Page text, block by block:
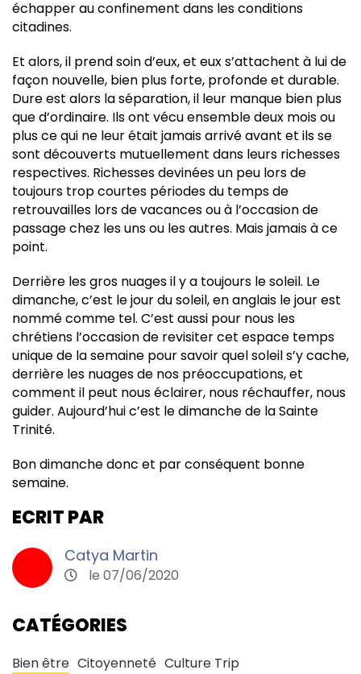
échapper au confinement dans les conditions
citadines.
Et alors, il prend soin d’eux, et eux s’attachent à lui de
façon nouvelle, bien plus forte, profonde et durable.
Dure est alors la séparation, il leur manque bien plus
que d’ordinaire. Ils ont vécu ensemble deux mois ou
plus ce qui ne leur était jamais arrivé avant et ils se
sont découverts mutuellement dans leurs richesses
respectives. Richesses devinées un peu lors de
toujours trop courtes périodes du temps de
retrouvailles lors de vacances ou à l’occasion de
passage chez les uns ou les autres. Mais jamais à ce
point.
Derrière les gros nuages il y a toujours le soleil. Le
dimanche, c’est le jour du soleil, en anglais le jour est
nommé comme tel. C’est aussi pour nous les
chrétiens l’occasion de revisiter cet espace temps
unique de la semaine pour savoir quel soleil s’y cache,
derrière les nuages de nos préoccupations, et
comment il peut nous éclairer, nous réchauffer, nous
guider. Aujourd’hui c’est le dimanche de la Sainte
Trinité.
Bon dimanche donc et par conséquent bonne
semaine.
ECRIT PAR
Catya Martin
le 07/06/2020
CATÉGORIES
Bien être Citoyenneté Culture Trip